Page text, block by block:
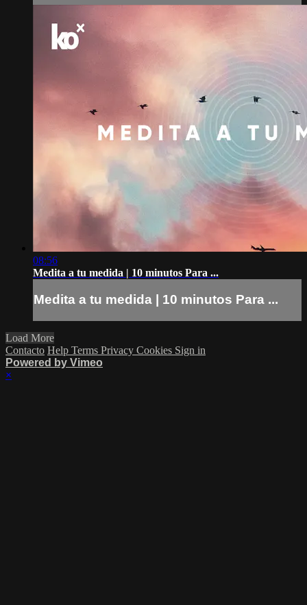
08:56
Medita a tu medida | 10 minutos Para ...
Medita a tu medida | 10 minutos Para ...
Load More
Contacto Help Terms Privacy Cookies Sign in
Powered by Vimeo
×